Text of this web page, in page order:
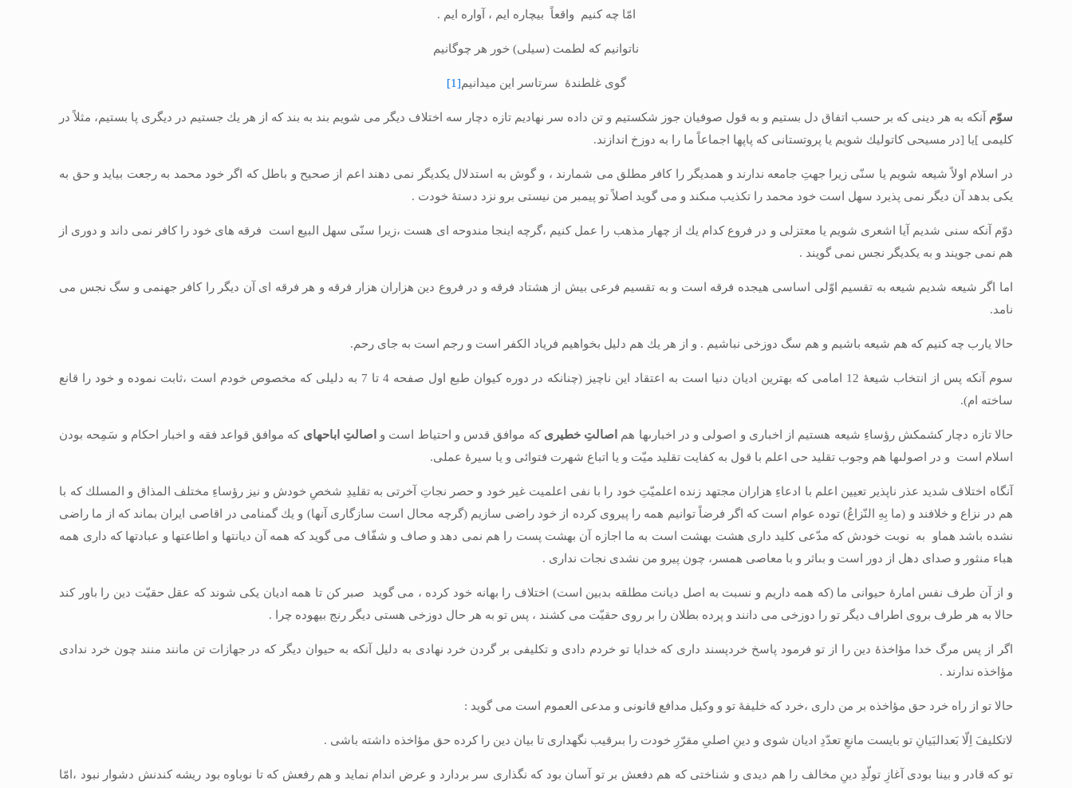
امّا چه كنيم واقعاً بيچاره‏ ايم ، آواره ‏ايم .
ناتوانيم كه لطمت (سيلى) خور هر چوگانيم‏
گوى غلطندۀ سرتاسر اين ميدانيم[1]
سوّم آنكه به هر دينى كه بر حسب اتفاق دل بستيم و به قول صوفيان جوز شكستيم و تن داده سر نهاديم تازه دچار سه اختلاف ديگر مى ‏شويم بند به بند كه از هر يك جستيم در ديگرى پا بستيم، مثلاً در
كليمى ]یا [در مسيحى كاتوليك شويم يا پروتستانى كه پاپ‏ها اجماعاً ما را به دوزخ اندازند.
در اسلام اولاً شيعه شويم يا سنّى زيرا جهتِ جامعه ندارند و همديگر را كافر مطلق مى‏ شمارند ، و گوش به استدلال يكديگر نمى ‏دهند اعم از صحيح و باطل كه اگر خود محمد به رجعت بيايد و حق به
يكى بدهد آن ديگر نمى‏ پذيرد سهل است خود محمد را تكذيب مى‏كند و مى‏ گويد اصلاً تو پيمبر من نيستى برو نزد دستۀ خودت .
دوّم آنكه سنى شديم آيا اشعرى شويم يا معتزلى و در فروع كدام يك از چهار مذهب را عمل كنيم ،گرچه اينجا مندوحه ‏اى هست ،زيرا سنّى سهل ‏البيع است فرقه ‏هاى خود را كافر نمى‏ داند و دورى از
هم نمى‏ جويند و به يكديگر نجس نمى‏ گويند .
اما اگر شيعه شديم شيعه به تقسيم اوّلى اساسى هيجده فرقه است و به تقسيم فرعى بيش از هشتاد فرقه و در فروع دين هزاران هزار فرقه و هر فرقه‏ اى آن ديگر را كافر جهنمى و سگ نجس مى‏
نامد.
حالا يارب چه كنيم كه هم شيعه باشيم و هم سگ دوزخى نباشيم . و از هر يك هم دليل بخواهيم فرياد الكفر است و رجم است به جاى رحم.
سوم آنكه پس از انتخاب شيعۀ 12 امامى كه بهترين اديان دنيا است به اعتقاد اين ناچيز (چنانكه در دوره كيوان طبع اول صفحه 4 تا 7 به دليلى كه مخصوص خودم است ،ثابت نموده و خود را قانع
ساخته‏ ام).
حالا تازه دچار كشمكش رؤساءِ شيعه هستيم از اخبارى و اصولى و در اخبارى‏ها هم اصالتِ خطيرى كه موافق قدس و احتياط است و اصالتِ اباحه‏اى كه موافق قواعد فقه و اخبار احكام و سَمِحه بودن
اسلام است و در اصولى‏ها هم وجوب تقليد حى اعلم با قول به كفايت تقليد ميّت و يا اتباع شهرت فتوائى و يا سيرۀ عملى.
آنگاه اختلاف شديد عذر ناپذير تعيين اعلم با ادعاءِ هزاران مجتهد زنده اعلميّتِ خود را با نفى اعلميت غير خود و حصر نجاتِ آخرتى به تقليدِ شخصِ خودش و نيز رؤساءِ مختلف المذاق و المسلك كه با
هم در نزاع و خلافند و (ما بِهِ ‏النّزاعُ) توده عوام است كه اگر فرضاً توانيم همه را پيروى كرده از خود راضى سازيم (گرچه محال است سازگارى آنها) و يك گمنامى در اقاصى ايران بماند كه از ما راضى
نشده باشد هماو به نوبت خودش كه مدّعى كليد دارى هشت بهشت است به ما اجازه آن بهشت پست را هم نمى ‏دهد و صاف و شفّاف مى‏ گويد كه همه آن ديانت‏ها و اطاعت‏ها و عبادت‏ها كه دارى همه
هباء منثور و صداى دهل از دور است و بى‏اثر و با معاصى همسر، چون پيرو من نشدى نجات ندارى .
و از آن طرف نفس امارۀ حيوانى ما (كه همه داريم و نسبت به اصل ديانت مطلقه بدبين است) اختلاف را بهانه خود كرده ، مى ‏گويد صبر كن تا همه اديان يكى شوند كه عقل حقيّت دين را باور كند
حالا به هر طرف بروى اطراف ديگر تو را دوزخى مى‏ دانند و پرده بطلان را بر روى حقيّت مى‏ كشند ، پس تو به هر حال دوزخى هستى ديگر رنج بيهوده چرا .
اگر از پس مرگ خدا مؤاخذۀ دين را از تو فرمود پاسخ خردپسند دارى كه خدايا تو خردم دادى و تكليفى بر گردن خرد نهادى به دليل آنكه به حيوان ديگر كه در جهازات تن مانند منند چون خرد ندادى
مؤاخذه ندارند .
حالا تو از راه خرد حق مؤاخذه بر من دارى ،خرد كه خليفۀ تو و وكيل مدافع قانونى و مدعى ‏العموم است مى‏ گويد :
لاتكليفَ اِلّا بَعدالبَيانِ تو بايست مانعِ تعدّدِ اديان شوى و دينِ اصلىِ مقرّرِ خودت را بى‏رقيب نگهدارى تا بيان دين را كرده حق مؤاخذه داشته ‏باشى .
تو كه قادر و بينا بودى آغازِ تولّدِ دينِ مخالف را هم ديدى و شناختى كه هم دفعش بر تو آسان بود كه نگذارى سر بردارد و عرض اندام نمايد و هم رفعش كه تا نوباوه بود ريشه كندنش دشوار نبود ،امّا